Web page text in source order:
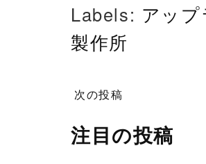
Labels: アッ
製作所
次の投稿
注目の投稿